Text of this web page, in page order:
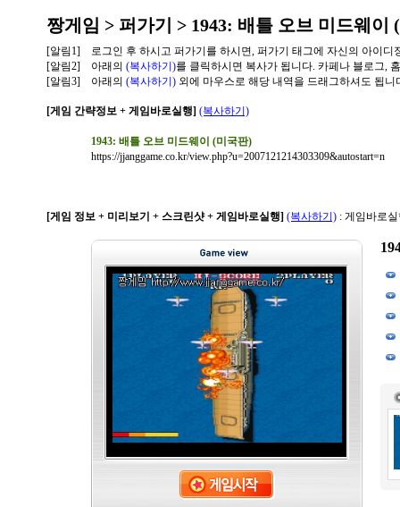
짱게임 > 퍼가기 > 1943: 배틀 오브 미드웨이
[알림1]
로그인 후 하시고 퍼가기를 하시면, 퍼가기 태그에 자신의 아이
[알림2]
아래의 (복사하기)를 클릭하시면 복사가 됩니다. 카페나 블로그,
[알림3]
아래의 (복사하기) 외에 마우스로 해당 내역을 드래그하셔도 됩니
[게임 간략정보 + 게임바로실행] (복사하기)
1943: 배틀 오브 미드웨이 (미국판)
https://jjanggame.co.kr/view.php?u=2007121214303309&autostart=n
[게임 정보 + 미리보기 + 스크린샷 + 게임바로실행] (복사하기) : 게임바로